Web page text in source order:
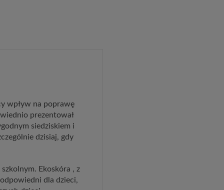
wpływ na poprawę
prezentował
siedziskiem i
dzisiaj, gdy
Ekoskóra , z
dla dzieci,